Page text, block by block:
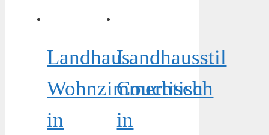
Landhaus
Wohnzimmertisch
in
Landhausstil
Couchtisch
in